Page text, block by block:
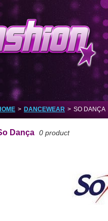
> DANCEWEAR > SO DANÇA
Dança 0 product